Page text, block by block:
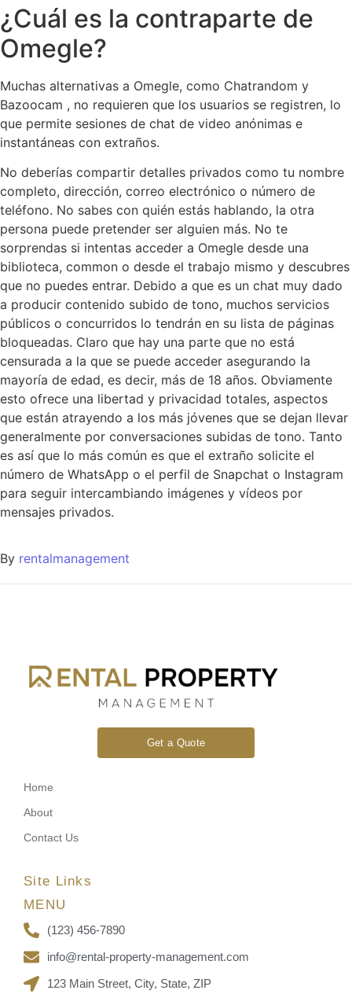
¿Cuál es la contraparte de
Omegle?
Muchas alternativas a Omegle, como Chatrandom y
Bazoocam , no requieren que los usuarios se registren, lo
que permite sesiones de chat de video anónimas e
instantáneas con extraños.
No deberías compartir detalles privados como tu nombre
completo, dirección, correo electrónico o número de
teléfono. No sabes con quién estás hablando, la otra
persona puede pretender ser alguien más. No te
sorprendas si intentas acceder a Omegle desde una
biblioteca, common o desde el trabajo mismo y descubres
que no puedes entrar. Debido a que es un chat muy dado
a producir contenido subido de tono, muchos servicios
públicos o concurridos lo tendrán en su lista de páginas
bloqueadas. Claro que hay una parte que no está
censurada a la que se puede acceder asegurando la
mayoría de edad, es decir, más de 18 años. Obviamente
esto ofrece una libertad y privacidad totales, aspectos
que están atrayendo a los más jóvenes que se dejan llevar
generalmente por conversaciones subidas de tono. Tanto
es así que lo más común es que el extraño solicite el
número de WhatsApp o el perfil de Snapchat o Instagram
para seguir intercambiando imágenes y vídeos por
mensajes privados.
By rentalmanagement
Get a Quote
Home
About
Contact Us
Site Links
MENU
(123) 456-7890
info@rental-property-management.com
123 Main Street, City, State, ZIP